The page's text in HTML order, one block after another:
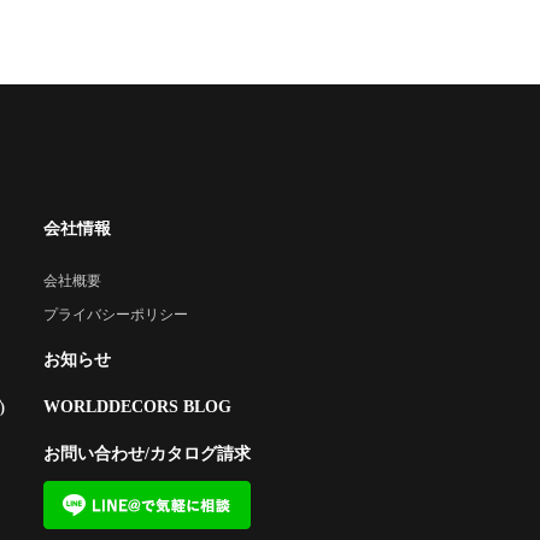
会社情報
会社概要
プライバシーポリシー
お知らせ
WORLDDECORS BLOG
お問い合わせ/カタログ請求